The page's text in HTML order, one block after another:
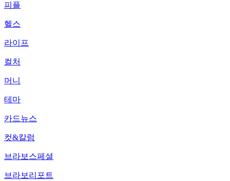
피플
헬스
라이프
컬처
머니
테마
카드뉴스
컷&칼럼
브라보스페셜
브라보리포트